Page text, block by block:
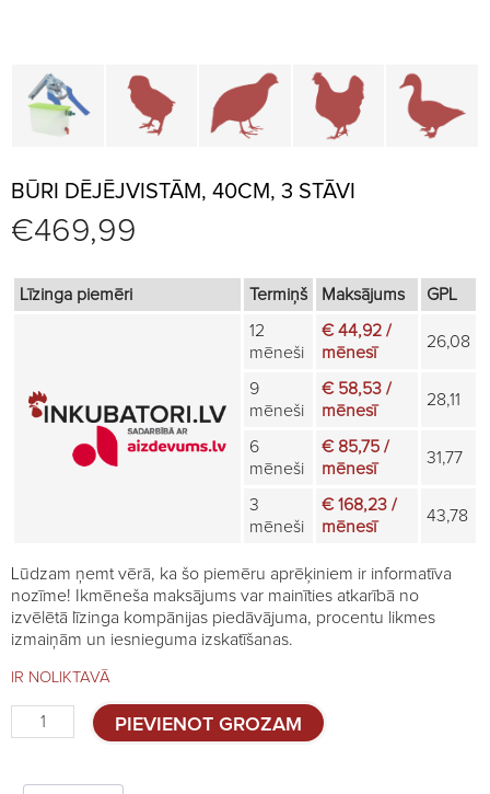
Būru daļas un piederumiBrūderi un jaunputnu būri
Būri paipalām un irbēm
Būri vistām
BŪRI DĒJĒJVISTĀM, 40CM, 3 STĀVI
€469,99
Līzinga piemēri Termiņš Maksājums GPL
12
mēneši
€ 44,92 /
mēnesī
26,08
9
mēneši
€ 58,53 /
mēnesī
28,11
6
mēneši
€ 85,75 /
mēnesī
31,77
3
mēneši
€ 168,23 /
mēnesī
43,78
Lūdzam ņemt vērā, ka šo piemēru aprēķiniem ir informatīva
nozīme! Ikmēneša maksājums var mainīties atkarībā no
izvēlētā līzinga kompānijas piedāvājuma, procentu likmes
izmaiņām un iesnieguma izskatīšanas.
IR NOLIKTAVĀ
dējējvistām,
PIEVIENOT GROZAM